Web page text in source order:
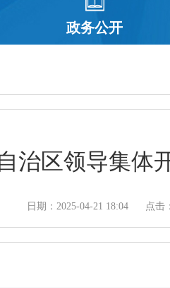
政务公开
治区领导集体
日期：2025-04-21 18:04 点击